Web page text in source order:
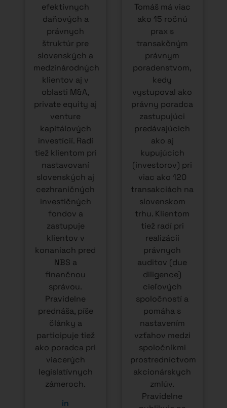
klientov v
konaniach pred
NBS a
finančnou
správou.
Pravidelne
prednáša, píše
články a
participuje tiež
ako poradca pri
viacerých
legislatívnych
zámeroch.
in
realizácii
právnych
auditov (due
diligence)
cieľových
spoločností a
pomáha s
nastavením
vzťahov medzi
spoločníkmi
prostredníctvom
akcionárskych
zmlúv.
Pravidelne
publikuje na
tému predaja a
investícií do
slovenských
firiem.
in
HARMONOGRAM